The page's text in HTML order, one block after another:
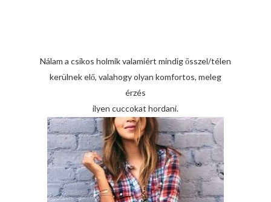
Nálam a csíkos holmik valamiért mindig ősszel/télen
kerülnek elő, valahogy olyan komfortos, meleg
érzés
ilyen cuccokat hordani.